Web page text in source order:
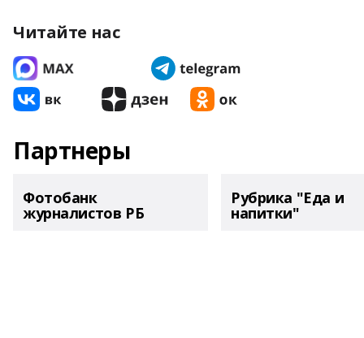
Читайте нас
Партнеры
Фотобанк
журналистов РБ
Рубрика "Еда и
напитки"